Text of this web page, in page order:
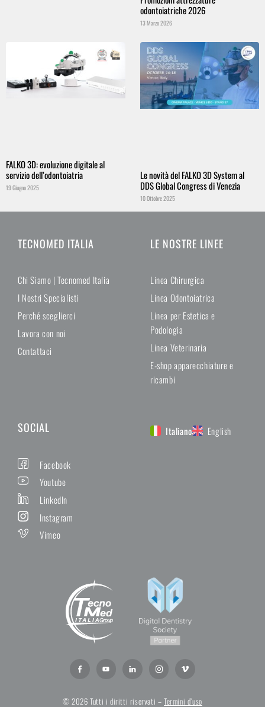
odontoiatriche 2026
13 Marzo 2026
FALKO 3D: evoluzione digitale al
servizio dell’odontoiatria
19 Giugno 2025
Le novità del FALKO 3D System al
DDS Global Congress di Venezia
10 Ottobre 2025
© 2026 Tutti i diritti riservati –Termini d’uso
TECNOMED ITALIA
Chi Siamo | Tecnomed Italia
I Nostri Specialisti
Perché sceglierci
Lavora con noi
Contattaci
LE NOSTRE LINEE
Linea Chirurgica
Linea Odontoiatrica
Linea per Estetica e
Podologia
Linea Veterinaria
E-shop apparecchiature e
ricambi
SOCIAL
Facebook
Youtube
LinkedIn
Instagram
Vimeo
Italiano English